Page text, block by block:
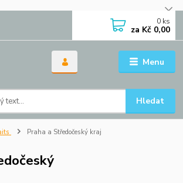
Menu
Hledat
0 ks
za Kč 0,00
Praha a Středočeský kraj